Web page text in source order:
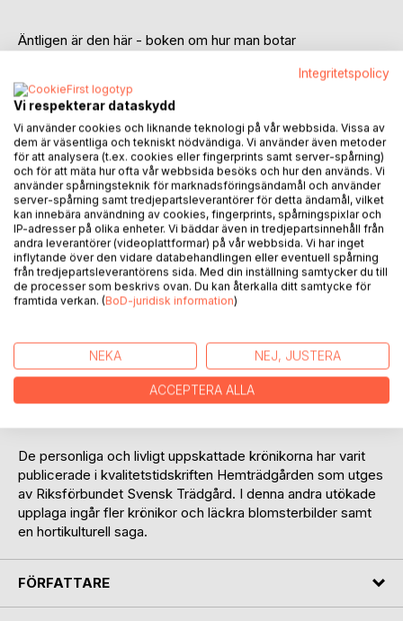
Äntligen är den här - boken om hur man botar
skräck för gula blommor! Här presenteras stjärnspelarna i
trädgårdslandslaget, utdelas bragdguld till trädgårdstokar
och lanseras begrepp som turbogardening, maximalistisk
trädgårdskonst och potatisekonomi.
Vi får veta hur man kultiverar det goda livet, anlägger ett
pocketfjäll och blir trädgårdshelgon, men också varför det
saknats samiska trädgårdar, konsekvenserna av
blomsterrasism, vådan av att samla sekatörer och behovet
av en trädgårdsparlör. Hör om detektivjakten på
blomsterantikviteter, utopin om den självskötande
trädgården och dråpet av en kulturbotanisk trädgård. En
önskelista till trädgårdstomten ingår förstås också.
Trädgårdsambassadören Mariana Mattsson tar oss med på
en hortikulturell bildningsresa och sprider ljus över udda
trädgårdsfenomen. Hon parar skarpsint analys och ettrig
kritik med rikliga doser humor och ironi, och kryddar med
De personliga och livligt uppskattade krönikorna har varit
publicerade i kvalitetstidskriften Hemträdgården som utges
av Riksförbundet Svensk Trädgård. I denna andra utökade
upplaga ingår fler krönikor och läckra blomsterbilder samt
en hortikulturell saga.
FÖRFATTARE
Integritetspolicy
Vi respekterar dataskydd
Vi använder cookies och liknande teknologi på vår webbsida. Vissa av
dem är väsentliga och tekniskt nödvändiga. Vi använder även metoder
för att analysera (t.ex. cookies eller fingerprints samt server-spårning)
och för att mäta hur ofta vår webbsida besöks och hur den används. Vi
använder spårningsteknik för marknadsföringsändamål och använder
server-spårning samt tredjepartsleverantörer för detta ändamål, vilket
kan innebära användning av cookies, fingerprints, spårningspixlar och
IP-adresser på olika enheter. Vi bäddar även in tredjepartsinnehåll från
andra leverantörer (videoplattformar) på vår webbsida. Vi har inget
inflytande över den vidare databehandlingen eller eventuell spårning
från tredjepartsleverantörens sida. Med din inställning samtycker du till
de processer som beskrivs ovan. Du kan återkalla ditt samtycke för
framtida verkan. (BoD-juridisk information)
NEKA NEJ, JUSTERA
ACCEPTERA ALLA